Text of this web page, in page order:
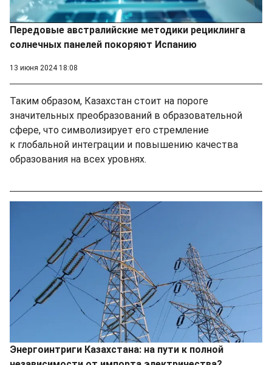
Передовые австралийские методики рециклинга
солнечных панелей покоряют Испанию
13 июня 2024 18:08
Таким образом, Казахстан стоит на пороге
значительных преобразований в образовательной
сфере, что символизирует его стремление
к глобальной интеграции и повышению качества
образования на всех уровнях.
Энергоинтриги Казахстана: на пути к полной